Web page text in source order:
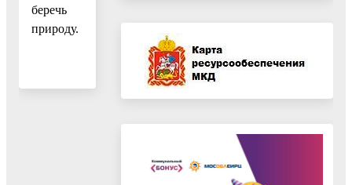
беречь
природу.